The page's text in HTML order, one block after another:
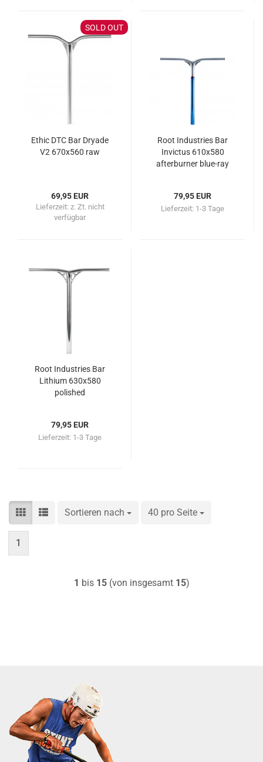
SOLD OUT
Ethic DTC Bar Dryade
V2 670x560 raw
69,95 EUR
Lieferzeit: z. Zt. nicht
verfügbar
Root Industries Bar
Invictus 610x580
afterburner blue-ray
79,95 EUR
Lieferzeit: 1-3 Tage
Root Industries Bar
Lithium 630x580
polished
79,95 EUR
Lieferzeit: 1-3 Tage
Sortieren nach
Sortieren nach 40 pro Seite
pro Seite
1
1 bis 15(von insgesamt 15)